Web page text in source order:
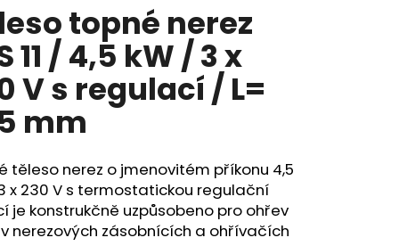
topné nerez
11 / 4,5 kW / 3 x
V s regulací / L=
mm
těleso nerez o jmenovitém příkonu 4,5
x 230 V s termostatickou regulační
je konstrukčně uzpůsobeno pro ohřev
nerezových zásobnících a ohřívačích